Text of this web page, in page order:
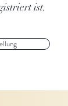
ist.